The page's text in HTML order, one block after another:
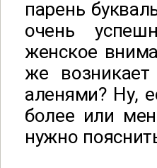
парень
очень
женское
же
аленями? Ну,
более или
нужно